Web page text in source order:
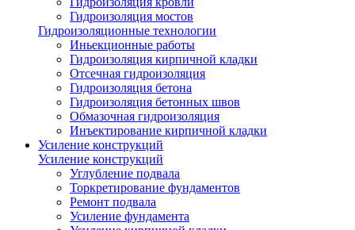
Гидроизоляция мостов
Гидроизоляционные технологии
Иньекционные работы
Гидроизоляция кирпичной кладки
Отсечная гидроизоляция
Гидроизоляция бетона
Гидроизоляция бетонных швов
Обмазочная гидроизоляция
Инъектирование кирпичной кладки
Усиление конструкций
Усиление конструкций
Углубление подвала
Торкретирование фундаментов
Ремонт подвала
Усиление фундамента